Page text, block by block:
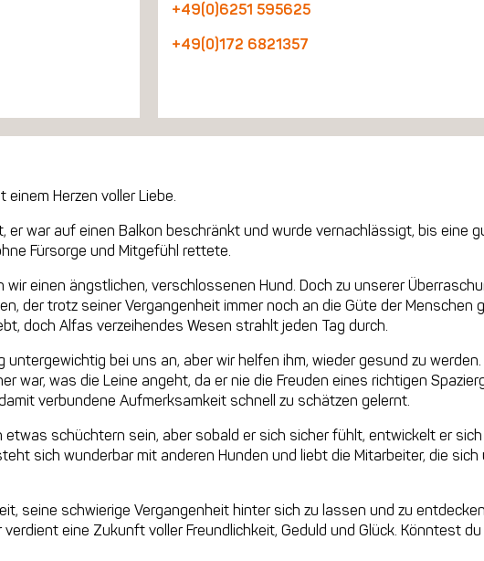
+49(0)6251 595625
+49(0)172 6821357
Herzen voller Liebe.
er war auf einen Balkon beschränkt und wurde vernachlässigt, bis eine
Fürsorge und Mitgefühl rettete.
einen ängstlichen, verschlossenen Hund. Doch zu unserer
der trotz seiner Vergangenheit immer noch an die Güte der Menschen
doch Alfas verzeihendes Wesen strahlt jeden Tag durch.
untergewichtig bei uns an, aber wir helfen ihm, wieder gesund zu werden.
war, was die Leine angeht, da er nie die Freuden eines richtigen
verbundene Aufmerksamkeit schnell zu schätzen gelernt.
schüchtern sein, aber sobald er sich sicher fühlt, entwickelt er sich
sich wunderbar mit anderen Hunden und liebt die Mitarbeiter, die sich
seine schwierige Vergangenheit hinter sich zu lassen und zu
eine Zukunft voller Freundlichkeit, Geduld und Glück. Könntest du